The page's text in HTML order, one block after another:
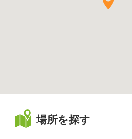
場所を探す